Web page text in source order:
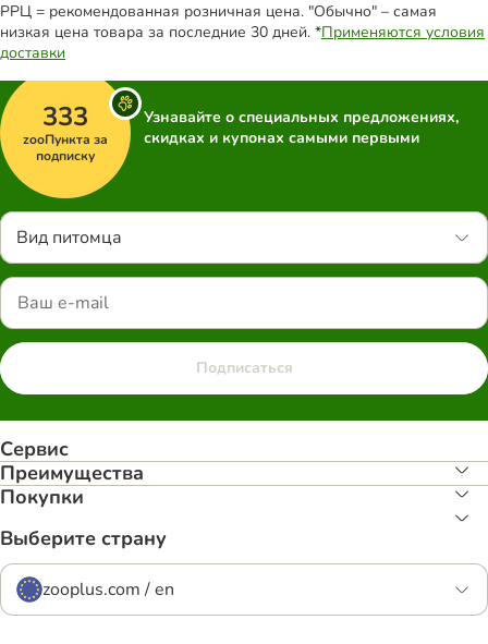
РРЦ = рекомендованная розничная цена. "Обычно" – самая
низкая цена товара за последние 30 дней. *Применяются условия
доставки
333
zooПункта за
подписку
Узнавайте о специальных предложениях,
скидках и купонах самыми первыми
Вид питомца
Подписаться
Сервис
Преимуществa
Покупки
Выберите страну
zooplus.com / en